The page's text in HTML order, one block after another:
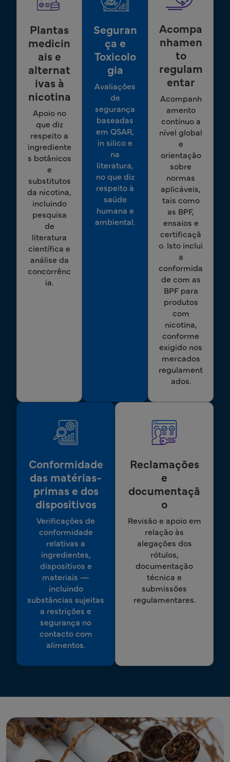
Plantas
medicin
ais e
alternat
ivas à
nicotina
Apoio no
que diz
respeito a
ingrediente
s botânicos
e
substitutos
da nicotina,
incluindo
pesquisa
de
literatura
científica e
análise da
concorrênc
ia.
Seguran
ça e
Toxicolo
gia
Avaliações
de
segurança
baseadas
em QSAR,
in silico e
na
literatura,
no que diz
respeito à
saúde
humana e
ambiental.
Acompa
nhamen
to
regulam
entar
Acompanh
amento
contínuo a
nível global
e
orientação
sobre
normas
aplicáveis,
tais como
as BPF,
ensaios e
certificaçã
o. Isto inclui
a
conformida
de com as
BPF para
produtos
com
nicotina,
conforme
exigido nos
mercados
regulament
ados.
Conformidade
das matérias-
primas e dos
dispositivos
Verificações de
conformidade
relativas a
ingredientes,
dispositivos e
materiais —
incluindo
substâncias sujeitas
a restrições e
segurança no
contacto com
alimentos.
Reclamações
e
documentaçã
o
Revisão e apoio em
relação às
alegações dos
rótulos,
documentação
técnica e
submissões
regulamentares.